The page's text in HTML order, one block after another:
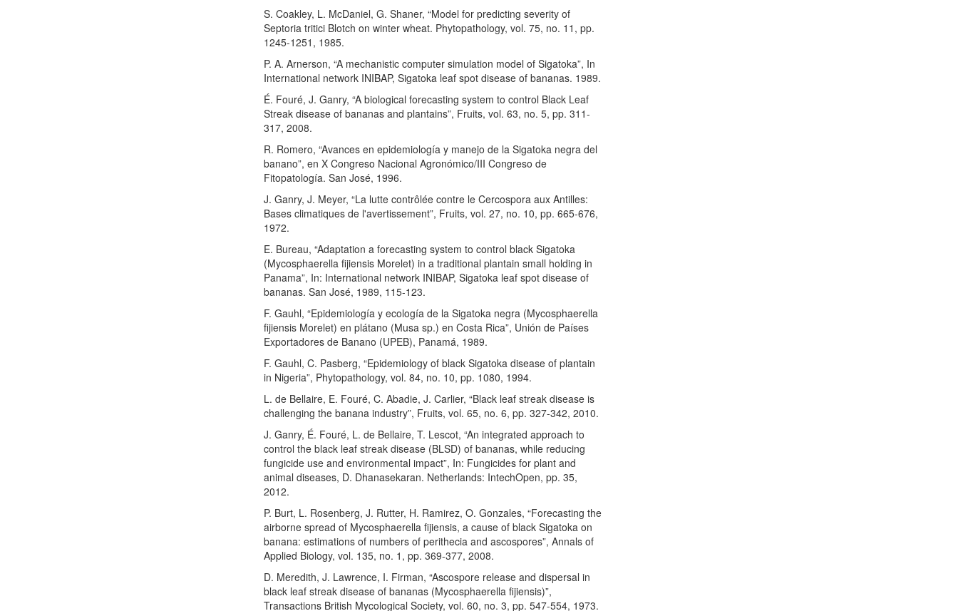
S. Coakley, L. McDaniel, G. Shaner, “Model for predicting severity of
Septoria tritici Blotch on winter wheat. Phytopathology, vol. 75, no. 11, pp.
1245-1251, 1985.
P. A. Arnerson, “A mechanistic computer simulation model of Sigatoka”, In
International network INIBAP, Sigatoka leaf spot disease of bananas. 1989.
É. Fouré, J. Ganry, “A biological forecasting system to control Black Leaf
Streak disease of bananas and plantains”, Fruits, vol. 63, no. 5, pp. 311-
317, 2008.
R. Romero, “Avances en epidemiología y manejo de la Sigatoka negra del
banano”, en X Congreso Nacional Agronómico/III Congreso de
Fitopatología. San José, 1996.
J. Ganry, J. Meyer, “La lutte contrôlée contre le Cercospora aux Antilles:
Bases climatiques de l'avertissement”, Fruits, vol. 27, no. 10, pp. 665-676,
1972.
E. Bureau, “Adaptation a forecasting system to control black Sigatoka
(Mycosphaerella fijiensis Morelet) in a traditional plantain small holding in
Panama”, In: International network INIBAP, Sigatoka leaf spot disease of
bananas. San José, 1989, 115-123.
F. Gauhl, “Epidemiología y ecología de la Sigatoka negra (Mycosphaerella
fijiensis Morelet) en plátano (Musa sp.) en Costa Rica”, Unión de Países
Exportadores de Banano (UPEB), Panamá, 1989.
F. Gauhl, C. Pasberg, “Epidemiology of black Sigatoka disease of plantain
in Nigeria”, Phytopathology, vol. 84, no. 10, pp. 1080, 1994.
L. de Bellaire, E. Fouré, C. Abadie, J. Carlier, “Black leaf streak disease is
challenging the banana industry”, Fruits, vol. 65, no. 6, pp. 327-342, 2010.
J. Ganry, É. Fouré, L. de Bellaire, T. Lescot, “An integrated approach to
control the black leaf streak disease (BLSD) of bananas, while reducing
fungicide use and environmental impact”, In: Fungicides for plant and
animal diseases, D. Dhanasekaran. Netherlands: IntechOpen, pp. 35,
2012.
P. Burt, L. Rosenberg, J. Rutter, H. Ramirez, O. Gonzales, “Forecasting the
airborne spread of Mycosphaerella fijiensis, a cause of black Sigatoka on
banana: estimations of numbers of perithecia and ascospores”, Annals of
Applied Biology, vol. 135, no. 1, pp. 369-377, 2008.
D. Meredith, J. Lawrence, I. Firman, “Ascospore release and dispersal in
black leaf streak disease of bananas (Mycosphaerella fijiensis)”,
Transactions British Mycological Society, vol. 60, no. 3, pp. 547-554, 1973.